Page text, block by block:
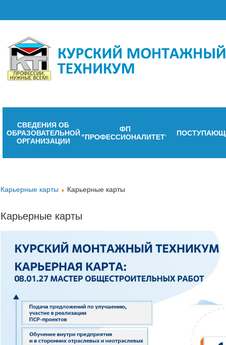
СВЕДЕНИЯ ОБ
ОБРАЗОВАТЕЛЬНОЙ
ОРГАНИЗАЦИИ
ФП
"ПРОФЕССИОНАЛИТЕТ"
Карьерные карты Карьерные карты
Карьерные карты